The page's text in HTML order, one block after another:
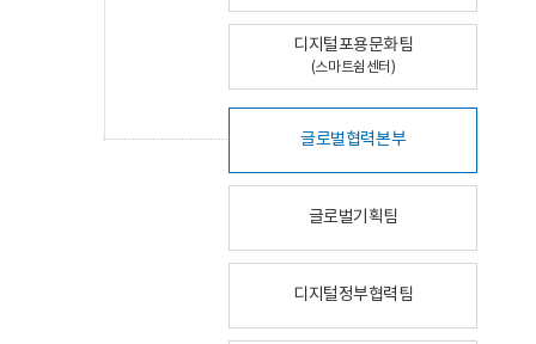
디지털포용문화팀
(스마트쉼센터)
글로벌협력본부
글로벌기획팀
디지털정부협력팀